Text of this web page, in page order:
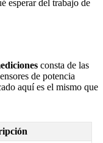
esperar del trabajo de
consta de las
de potencia
aquí es el mismo que